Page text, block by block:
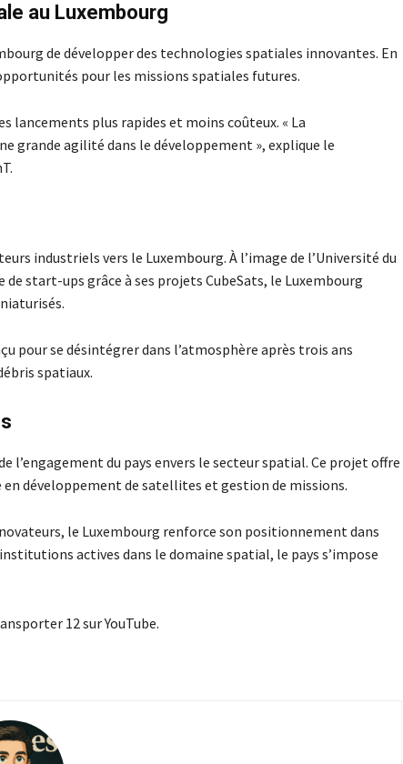
au Luxembourg
de développer des technologies spatiales innovantes. En
pour les missions spatiales futures.
lancements plus rapides et moins coûteux. « La
grande agilité dans le développement », explique le
industriels vers le Luxembourg. À l’image de l’Université du
de start-ups grâce à ses projets CubeSats, le Luxembourg
pour se désintégrer dans l’atmosphère après trois ans
spatiaux.
l’engagement du pays envers le secteur spatial. Ce projet offre
développement de satellites et gestion de missions.
le Luxembourg renforce son positionnement dans
actives dans le domaine spatial, le pays s’impose
12 sur YouTube.